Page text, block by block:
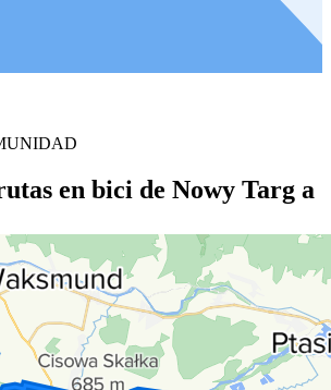
en bici de Nowy Targ a